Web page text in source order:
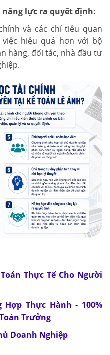
năng lực ra quyết định:
và các chỉ tiêu quan
hiệu quả hơn với bộ
hàng, đối tác, nhà đầu tư
Thực Tế Cho Người
Hợp Thực Hành - 100%
Trưởng
Doanh Nghiệp